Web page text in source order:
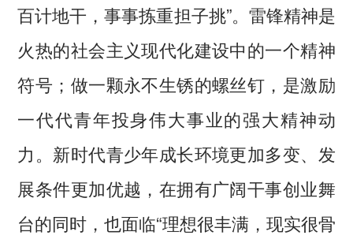
百计地干，事事拣重担子挑”。雷锋精神是
火热的社会主义现代化建设中的一个精神
符号；做一颗永不生锈的螺丝钉，是激励
一代代青年投身伟大事业的强大精神动
力。新时代青少年成长环境更加多变、发
展条件更加优越，在拥有广阔干事创业舞
台的同时，也面临“理想很丰满，现实很骨